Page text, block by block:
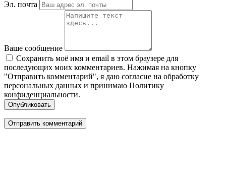
Эл. почта
Ваше сообщение
Сохранить моё имя и email в этом браузере для
последующих моих комментариев. Нажимая на кнопку
"Отправить комментарий", я даю согласие на обработку
персональных данных и принимаю Политику
конфиденциальности.
Опубликовать